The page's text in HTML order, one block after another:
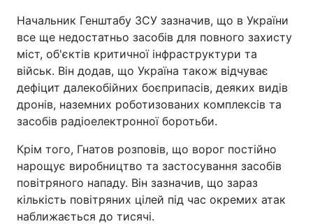
Начальник Генштабу ЗСУ зазначив, що в України
все ще недостатньо засобів для повного захисту
міст, об'єктів критичної інфраструктури та
військ. Він додав, що Україна також відчуває
дефіцит далекобійних боєприпасів, деяких видів
дронів, наземних роботизованих комплексів та
засобів радіоелектронної боротьби.
Крім того, Гнатов розповів, що ворог постійно
нарощує виробництво та застосування засобів
повітряного нападу. Він зазначив, що зараз
кількість повітряних цілей під час окремих атак
наближається до тисячі.